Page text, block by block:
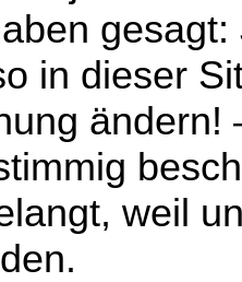
in dieser
weil